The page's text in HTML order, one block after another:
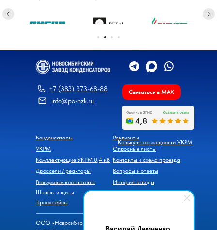
Василий Демченко
info@po-nzk.ru
Конденсаторы
УКРМ
Комплектующие УКРМ 0,4 кВ
Кронштейны
Шкафы и щиты
Вакуумные контакторы
Дроссели / реакторы
Реквизиты
Калькулятор мощности УКРМ
Опросные листы
Контакты и схема проезда
Вопросы и ответы
Новости
История завода
ООО «Новосибирский завод конденсаторов»
+7 (383) 373-68-88 Связаться в MAX